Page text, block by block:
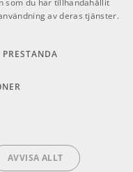
VCA, and two
modulation
aggressive tonal
10.00-18.00
som du har tillhandahållit
av deras tjänster.
PRESTANDA
AVVISA ALLT